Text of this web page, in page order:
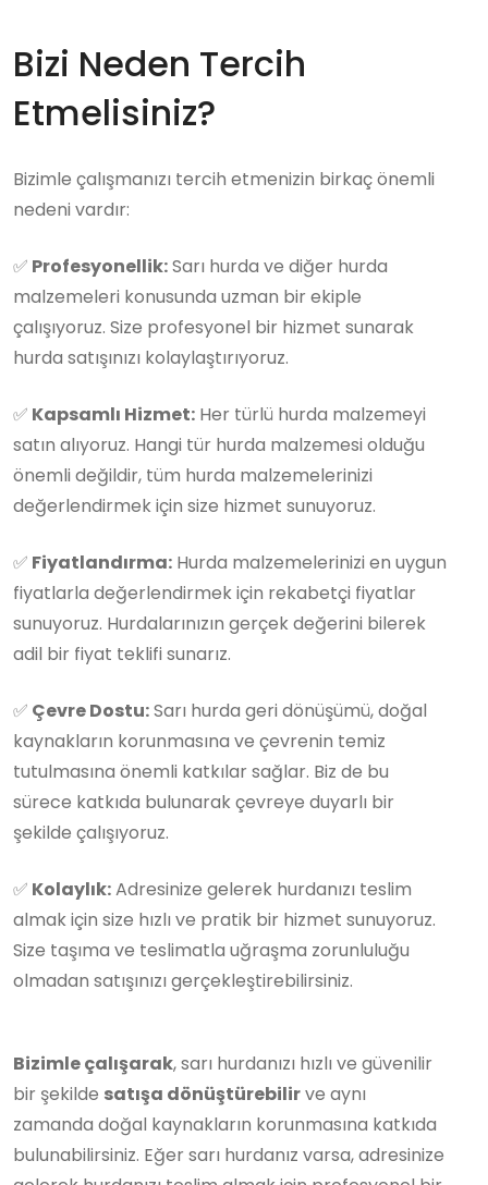
Bizi Neden Tercih
Etmelisiniz?
Bizimle çalışmanızı tercih etmenizin birkaç önemli
nedeni vardır:
✅ Profesyonellik:Sarı hurda ve diğer hurda
malzemeleri konusunda uzman bir ekiple
çalışıyoruz. Size profesyonel bir hizmet sunarak
hurda satışınızı kolaylaştırıyoruz.
✅ Kapsamlı Hizmet: Her türlü hurda malzemeyi
satın alıyoruz. Hangi tür hurda malzemesi olduğu
önemli değildir, tüm hurda malzemelerinizi
değerlendirmek için size hizmet sunuyoruz.
✅ Fiyatlandırma: Hurda malzemelerinizi en uygun
fiyatlarla değerlendirmek için rekabetçi fiyatlar
sunuyoruz. Hurdalarınızın gerçek değerini bilerek
adil bir fiyat teklifi sunarız.
✅ Çevre Dostu:Sarı hurda geri dönüşümü, doğal
kaynakların korunmasına ve çevrenin temiz
tutulmasına önemli katkılar sağlar. Biz de bu
sürece katkıda bulunarak çevreye duyarlı bir
şekilde çalışıyoruz.
✅ Kolaylık:Adresinize gelerek hurdanızı teslim
almak için size hızlı ve pratik bir hizmet sunuyoruz.
Size taşıma ve teslimatla uğraşma zorunluluğu
olmadan satışınızı gerçekleştirebilirsiniz.
Bizimle çalışarak, sarı hurdanızı hızlı ve güvenilir
bir şekilde satışa dönüştürebilirve aynı
zamanda doğal kaynakların korunmasına katkıda
bulunabilirsiniz. Eğer sarı hurdanız varsa, adresinize